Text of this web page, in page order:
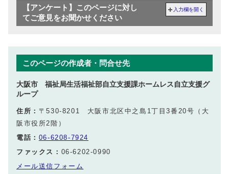
【アンケート】このページに対し
てご意見をお聞かせください
入力欄を開く
このページの作成者・問合せ先
大阪市 福祉局生活福祉部自立支援課ホームレス自立支援グ
ループ
住所： 〒530-8201 大阪市北区中之島1丁目3番20号（大
阪市役所2階）
電話： 06-6208-7924
ファックス： 06-6202-0990
メール送信フォーム